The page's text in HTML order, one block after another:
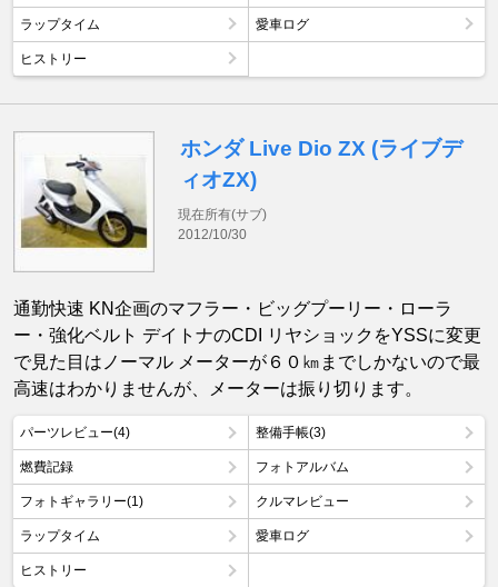
ラップタイム 愛車ログ
ヒストリー
ホンダ Live Dio ZX (ライブデ
ィオZX)
現在所有(サブ)
2012/10/30
通勤快速 KN企画のマフラー・ビッグプーリー・ローラ
ー・強化ベルト デイトナのCDI リヤショックをYSSに変更
で見た目はノーマル メーターが６０㎞までしかないので最
高速はわかりませんが、メーターは振り切ります。
パーツレビュー(4) 整備手帳(3)
燃費記録 フォトアルバム
フォトギャラリー(1) クルマレビュー
ラップタイム 愛車ログ
ヒストリー